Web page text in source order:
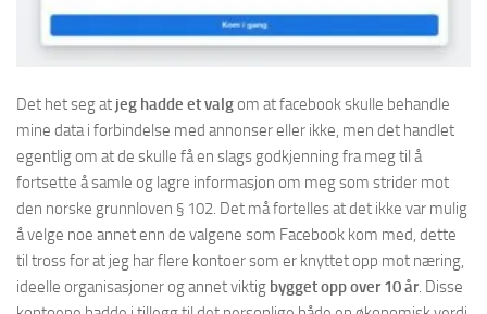
Det het seg at jeg hadde et valgom at facebook skulle behandle
mine data i forbindelse med annonser eller ikke, men det handlet
egentlig om at de skulle få en slags godkjenning fra meg til å
fortsette å samle og lagre informasjon om meg som strider mot
den norske grunnloven § 102. Det må fortelles at det ikke var mulig
å velge noe annet enn de valgene som Facebook kom med, dette
til tross for at jeg har flere kontoer som er knyttet opp mot næring,
ideelle organisasjoner og annet viktig bygget opp over 10 år. Disse